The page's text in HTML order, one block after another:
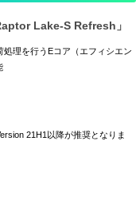
Lake-S Refresh」
理を行うEコア（エフィシエン
21H1以降が推奨となりま